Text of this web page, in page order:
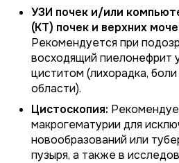
УЗИ почек и/или
(КТ) почек и верхних
Рекомендуется при
восходящий пиелонефрит
циститом (лихорадка,
области).
Цистоскопия:
макрогематурии для
новообразований или
пузыря, а также в